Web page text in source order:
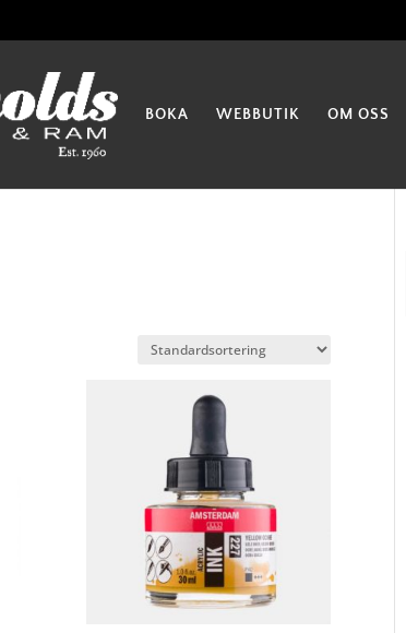
BOKA WEBBUTIK OM OSS